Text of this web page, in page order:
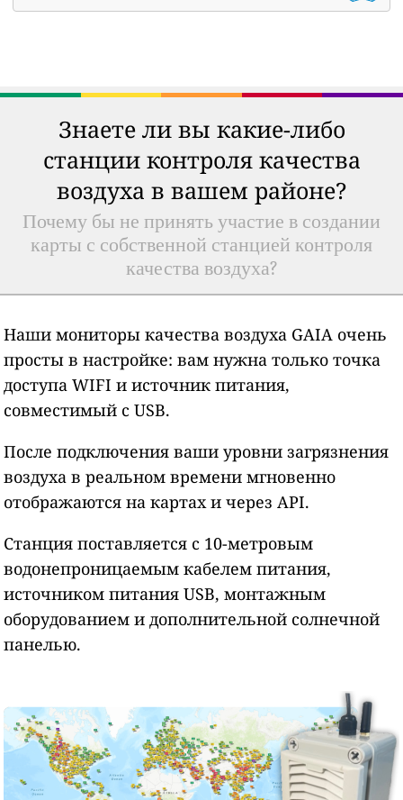
Знаете ли вы какие-либо
станции контроля качества
воздуха в вашем районе?
Почему бы не принять участие в создании
карты с собственной станцией контроля
качества воздуха?
Наши мониторы качества воздуха GAIA очень
просты в настройке: вам нужна только точка
доступа WIFI и источник питания,
совместимый с USB.
После подключения ваши уровни загрязнения
воздуха в реальном времени мгновенно
отображаются на картах и через API.
Станция поставляется с 10-метровым
водонепроницаемым кабелем питания,
источником питания USB, монтажным
оборудованием и дополнительной солнечной
панелью.